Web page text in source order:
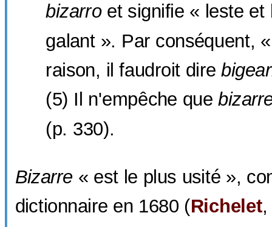
bizarroet signifie « leste et
galant ». Par conséquent,
raison, il faudroit dire
(5) Il n'empêche que
(p. 330).
Bizarre « est le plus usité »,
dictionnaire en 1680 (Richelet,